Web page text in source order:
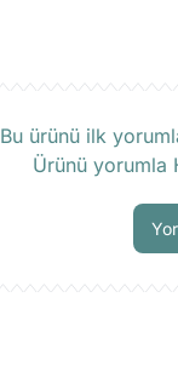
Bu ürünü ilk
Ürünü yorumla